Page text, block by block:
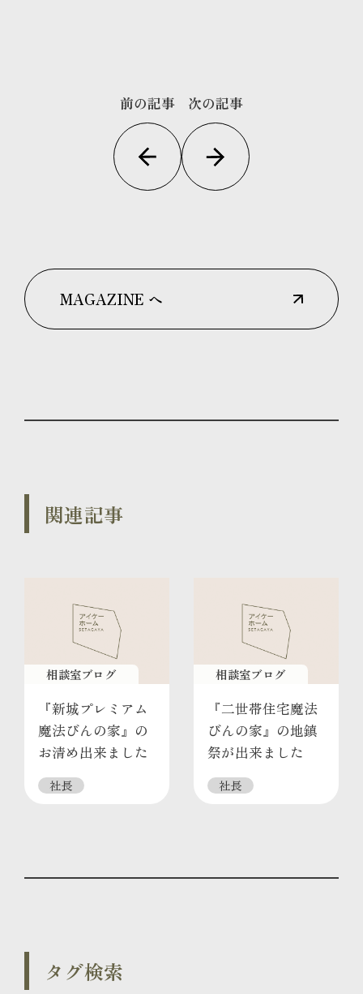
前の記事 次の記事
MAGAZINE へ
関連記事
相談室ブログ
『新城プレミアム
魔法びんの家』の
お清め出来ました
社長
相談室ブログ
『二世帯住宅魔法
びんの家』の地鎮
祭が出来ました
社長
タグ検索